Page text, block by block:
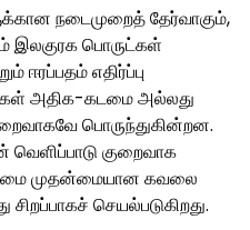
நடைமுறைத் தேர்வாகும்,
இலகுரக பொருட்கள்
ஈரப்பதம் எதிர்ப்பு
அதிக-கடமை அல்லது
பொருந்துகின்றன.
வெளிப்பாடு குறைவாக
முதன்மையான கவலை
செயல்படுகிறது.